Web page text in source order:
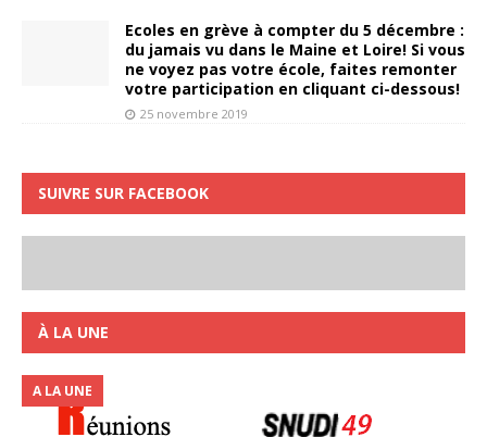
Ecoles en grève à compter du 5 décembre :
du jamais vu dans le Maine et Loire! Si vous
ne voyez pas votre école, faites remonter
votre participation en cliquant ci-dessous!
25 novembre 2019
SUIVRE SUR FACEBOOK
À LA UNE
A LA UNE